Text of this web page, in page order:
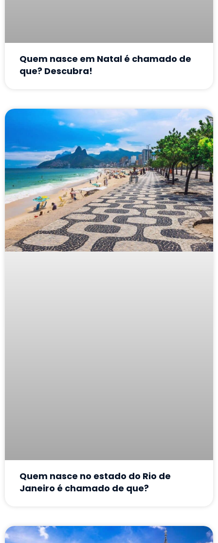
Quem nasce em Natal é chamado de
que? Descubra!
Quem nasce no estado do Rio de
Janeiro é chamado de que?